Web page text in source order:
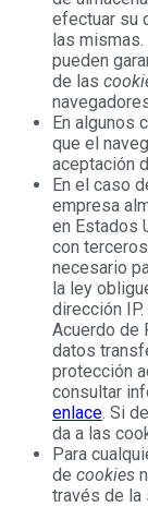
efectuar su
las
pueden
de las
En algunos
que el
aceptación
En el caso
empresa
en Estados
con
necesario
la ley
dirección
Acuerdo de
datos
protección
consultar
enlace. Si
da a las
Para
de cookies
través de la